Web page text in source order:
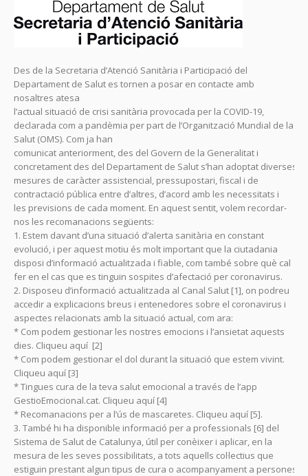
Des de la Secretaria d’Atenció Sanitària i Participació del
Departament de Salut es tornen a posar en contacte amb
nosaltres atesa
l’actual situació de crisi sanitària provocada per la COVID-19,
declarada com a pandèmia per part de l’Organització Mundial de la
Salut (OMS). Com ja han
comunicat anteriorment, des del Govern de la Generalitat i
concretament des del Departament de Salut s’han adoptat diverses
mesures de caràcter assistencial, pressupostari, fiscal i de
contractació pública entre d’altres, d’acord amb les necessitats i
les previsions de cada moment. En aquest sentit, volem recordar-
nos les recomanacions següents:
1. Estem davant d’una situació d’alerta sanitària en constant
evolució, i per aquest motiu és molt important que la ciutadania
disposi d’informació actualitzada i fiable, com també sobre què cal
fer en el cas que es tinguin sospites d’afectació per coronavirus.
2. Disposeu d’informació actualitzada al Canal Salut [1], on podreu
accedir a explicacions breus i entenedores sobre el coronavirus i
aspectes relacionats amb la situació actual, com ara:
* Com podem gestionar les nostres emocions i l’ansietat aquests
dies. Cliqueu aquí [2]
* Com podem gestionar el dol durant la situació que estem vivint.
Cliqueu aquí [3]
* Tingues cura de la teva salut emocional a través de l’app
GestioEmocional.cat. Cliqueu aquí [4]
* Recomanacions per a l’ús de mascaretes. Cliqueu aquí [5].
3. També hi ha disponible informació per a professionals [6] del
Sistema de Salut de Catalunya, útil per conèixer i aplicar, en la
mesura de les seves possibilitats, a tots aquells col·lectius que
estiguin prestant algun tipus de cura o acompanyament a persones